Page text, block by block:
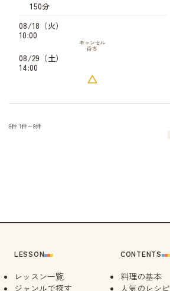
150分
08/18（火）
10:00
キャンセル
待ち
08/29（土）
14:00
8件 1件～8件
LESSON
レッスン一覧
ジャンルで探す
CONTENTS
料理の基本
人気のレシピ